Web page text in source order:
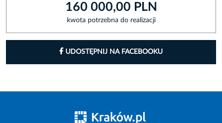
160 000,00 PLN
kwota potrzebna do realizacji
UDOSTĘPNIJ NA FACEBOOKU